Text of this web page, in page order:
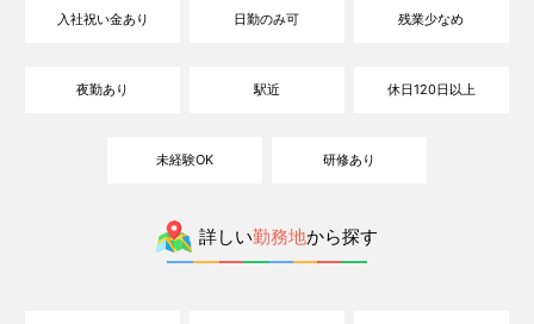
入社祝い金あり 日勤のみ可 残業少なめ
夜勤あり 駅近 休日120日以上
未経験OK 研修あり
詳しい勤務地から探す